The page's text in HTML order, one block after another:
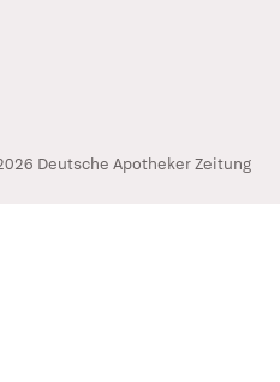
Deutsche Apotheker Zeitung